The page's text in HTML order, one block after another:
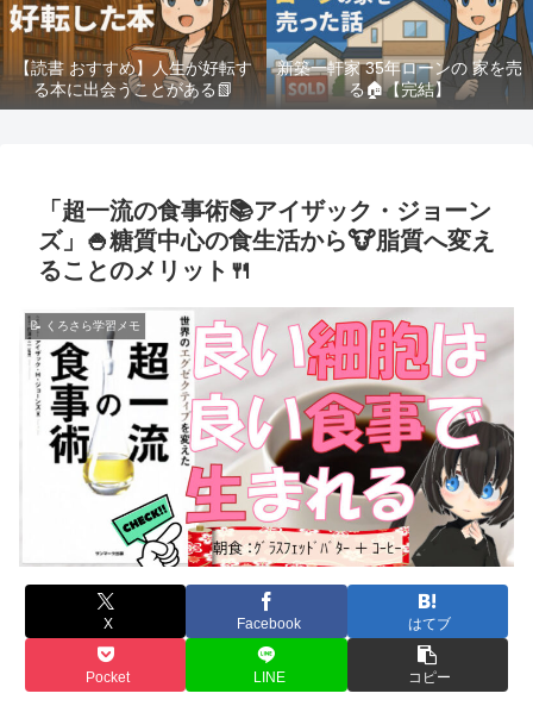
【読書 おすすめ】人生が好転す
る本に出会うことがある📗
新築一軒家 35年ローンの 家を売
る🏠️【完結】
「超一流の食事術📚アイザック・ジョーン
ズ」🍚糖質中心の食生活から🐮脂質へ変え
ることのメリット🍴
📝 くろさら学習メモ
X Facebook はてブ
Pocket LINE コピー